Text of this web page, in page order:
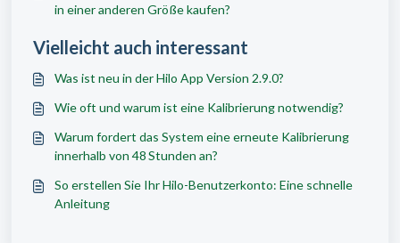
in einer anderen Größe kaufen?
Vielleicht auch interessant
Was ist neu in der Hilo App Version 2.9.0?
Wie oft und warum ist eine Kalibrierung notwendig?
Warum fordert das System eine erneute Kalibrierung
innerhalb von 48 Stunden an?
So erstellen Sie Ihr Hilo-Benutzerkonto: Eine schnelle
Anleitung